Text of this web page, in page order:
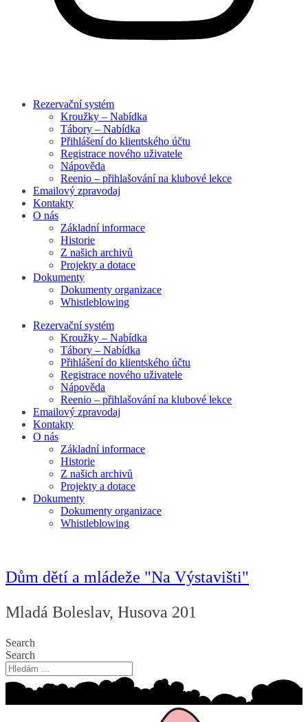
Rezervační systém
Kroužky – Nabídka
Tábory – Nabídka
Přihlášení do klientského účtu
Registrace nového uživatele
Nápověda
Reenio – přihlašování na klubové lekce
Emailový zpravodaj
Kontakty
O nás
Základní informace
Historie
Z našich archivů
Projekty a dotace
Dokumenty
Dokumenty organizace
Whistleblowing
Rezervační systém
Kroužky – Nabídka
Tábory – Nabídka
Přihlášení do klientského účtu
Registrace nového uživatele
Nápověda
Reenio – přihlašování na klubové lekce
Emailový zpravodaj
Kontakty
O nás
Základní informace
Historie
Z našich archivů
Projekty a dotace
Dokumenty
Dokumenty organizace
Whistleblowing
Dům dětí a mládeže "Na Výstavišti"
Mladá Boleslav, Husova 201
Search
Search